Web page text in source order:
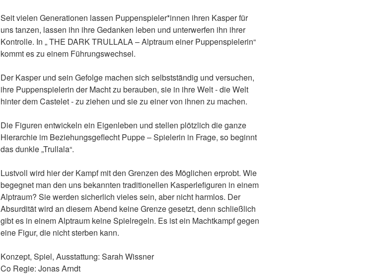
Seit vielen Generationen lassen Puppenspieler*innen ihren Kasper für
uns tanzen, lassen ihn ihre Gedanken leben und unterwerfen ihn ihrer
Kontrolle. In „ THE DARK TRULLALA – Alptraum einer Puppenspielerin“
kommt es zu einem Führungswechsel.
Der Kasper und sein Gefolge machen sich selbstständig und versuchen,
ihre Puppenspielerin der Macht zu berauben, sie in ihre Welt ‐ die Welt
hinter dem Castelet ‐ zu ziehen und sie zu einer von ihnen zu machen.
Die Figuren entwickeln ein Eigenleben und stellen plötzlich die ganze
Hierarchie im Beziehungsgeflecht Puppe – Spielerin in Frage, so beginnt
das dunkle „Trullala“.
Lustvoll wird hier der Kampf mit den Grenzen des Möglichen erprobt. Wie
begegnet man den uns bekannten traditionellen Kasperlefiguren in einem
Alptraum? Sie werden sicherlich vieles sein, aber nicht harmlos. Der
Absurdität wird an diesem Abend keine Grenze gesetzt, denn schließlich
gibt es in einem Alptraum keine Spielregeln. Es ist ein Machtkampf gegen
eine Figur, die nicht sterben kann.
Konzept, Spiel, Ausstattung: Sarah Wissner
Co Regie: Jonas Arndt